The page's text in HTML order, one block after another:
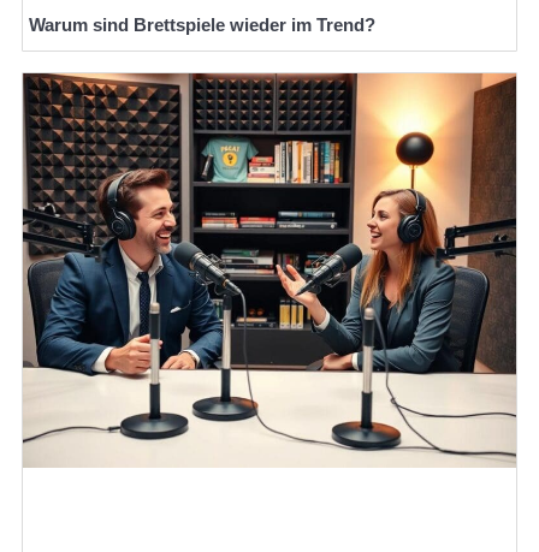
Warum sind Brettspiele wieder im Trend?